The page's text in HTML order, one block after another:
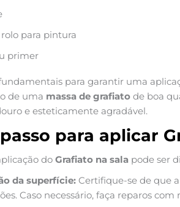
para pintura
primer
fundamentais para garantir uma
de uma massa de grafiato de boa
e esteticamente agradável.
para aplicar
do Grafiato na sala pode ser
da superfície: Certifique-se de que
Caso necessário, faça reparos com